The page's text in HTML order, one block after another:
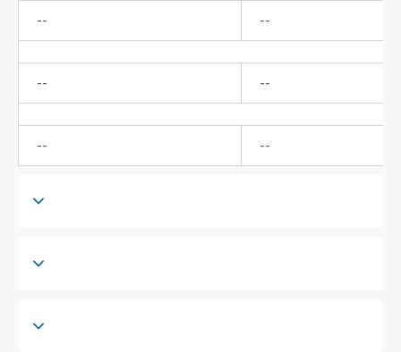
--
beschikbaar
--
beschikbaar
--
beschikbaar
--
beschikbaar
--
beschikbaar
--
beschikbaar